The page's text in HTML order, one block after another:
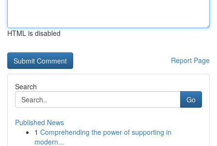
HTML is disabled
Report Page
Search
Go
Published News
1 Comprehending the power of supporting in
modern...